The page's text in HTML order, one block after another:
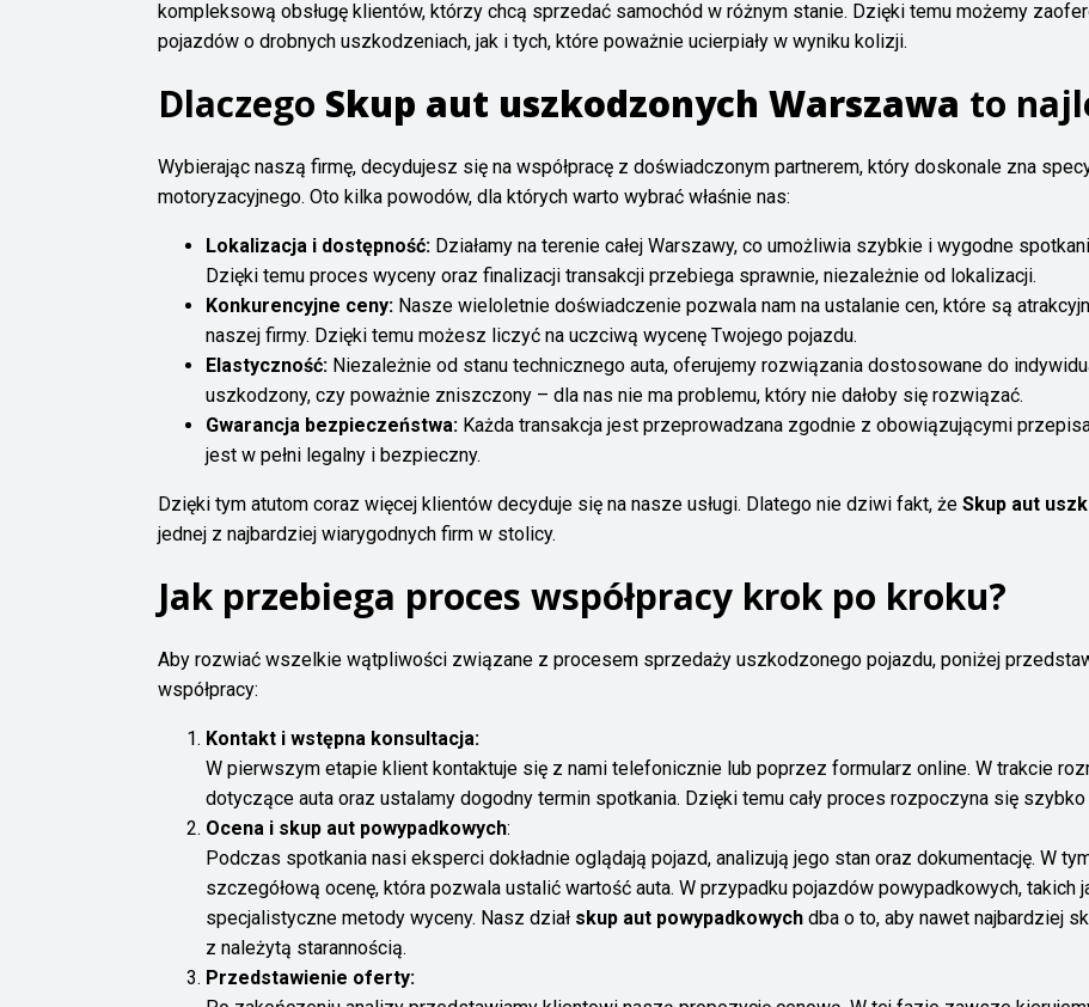
kompleksową obsługę klientów, którzy chcą sprzedać samochód w różnym stanie. Dzięki temu możemy
pojazdów o drobnych uszkodzeniach, jak i tych, które poważnie ucierpiały w wyniku kolizji.
Dlaczego Skup aut uszkodzonych Warszawa to
Wybierając naszą firmę, decydujesz się na współpracę z doświadczonym partnerem, który doskonale zna
motoryzacyjnego. Oto kilka powodów, dla których warto wybrać właśnie nas:
Lokalizacja i dostępność: Działamy na terenie całej Warszawy, co umożliwia szybkie i wygodne
Dzięki temu proces wyceny oraz finalizacji transakcji przebiega sprawnie, niezależnie od lokalizacji.
Konkurencyjne ceny: Nasze wieloletnie doświadczenie pozwala nam na ustalanie cen, które są
naszej firmy. Dzięki temu możesz liczyć na uczciwą wycenę Twojego pojazdu.
Elastyczność: Niezależnie od stanu technicznego auta, oferujemy rozwiązania dostosowane do
uszkodzony, czy poważnie zniszczony – dla nas nie ma problemu, który nie dałoby się rozwiązać.
Gwarancja bezpieczeństwa: Każda transakcja jest przeprowadzana zgodnie z obowiązującymi
jest w pełni legalny i bezpieczny.
Dzięki tym atutom coraz więcej klientów decyduje się na nasze usługi. Dlatego nie dziwi fakt, że Skup aut
jednej z najbardziej wiarygodnych firm w stolicy.
Jak przebiega proces współpracy krok po kroku?
Aby rozwiać wszelkie wątpliwości związane z procesem sprzedaży uszkodzonego pojazdu, poniżej
współpracy:
Kontakt i wstępna konsultacja:
W pierwszym etapie klient kontaktuje się z nami telefonicznie lub poprzez formularz online. W trakcie
dotyczące auta oraz ustalamy dogodny termin spotkania. Dzięki temu cały proces rozpoczyna się
Ocena i skup aut powypadkowych:
Podczas spotkania nasi eksperci dokładnie oglądają pojazd, analizują jego stan oraz dokumentację. W
szczegółową ocenę, która pozwala ustalić wartość auta. W przypadku pojazdów powypadkowych,
specjalistyczne metody wyceny. Nasz dział skup aut powypadkowych dba o to, aby nawet najbardziej
z należytą starannością.
Przedstawienie oferty: